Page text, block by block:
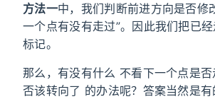
方法一中，我们判断前进方向是否修
一个点有没有走过”。因此我们把已
标记。
那么，有没有什么 不看下一个点是
否该转向了 的办法呢？答案当然是有